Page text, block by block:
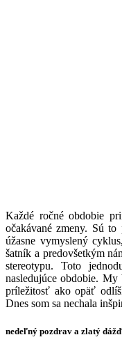
Každé ročné obdobie
očakávané zmeny. Sú
úžasne vymyslený
šatník a predovšetkým
stereotypu. Toto
nasledujúce obdobie.
príležitosť ako opäť
Dnes som sa nechala
nedeľný pozdrav a zlatý